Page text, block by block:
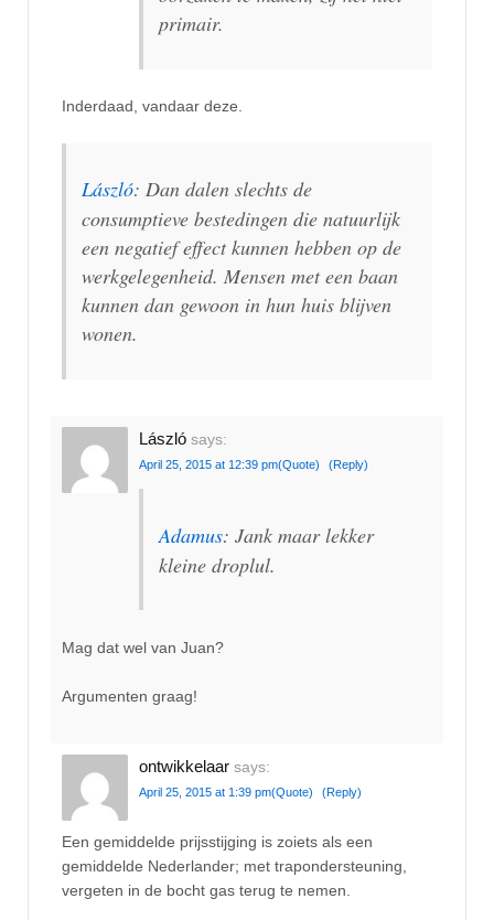
primair.
Inderdaad, vandaar deze.
László: Dan dalen slechts de
consumptieve bestedingen die natuurlijk
een negatief effect kunnen hebben op de
werkgelegenheid. Mensen met een baan
kunnen dan gewoon in hun huis blijven
wonen.
László says:
April 25, 2015 at 12:39 pm(Quote) (Reply)
Adamus: Jank maar lekker
kleine droplul.
Mag dat wel van Juan?
Argumenten graag!
ontwikkelaar says:
April 25, 2015 at 1:39 pm(Quote) (Reply)
Een gemiddelde prijsstijging is zoiets als een
gemiddelde Nederlander; met trapondersteuning,
vergeten in de bocht gas terug te nemen.